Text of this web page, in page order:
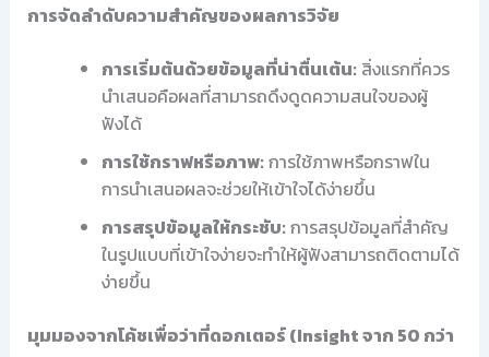
การจัดลำดับความสำคัญของผลการวิจัย
การเริ่มต้นด้วยข้อมูลที่น่าตื่นเต้น: สิ่งแรกที่ควร
นำเสนอคือผลที่สามารถดึงดูดความสนใจของผู้
ฟังได้
การใช้กราฟหรือภาพ: การใช้ภาพหรือกราฟใน
การนำเสนอผลจะช่วยให้เข้าใจได้ง่ายขึ้น
การสรุปข้อมูลให้กระชับ: การสรุปข้อมูลที่สำคัญ
ในรูปแบบที่เข้าใจง่ายจะทำให้ผู้ฟังสามารถติดตามได้
ง่ายขึ้น
มุมมองจากโค้ชเพื่อว่าที่ดอกเตอร์ (Insight จาก 50 กว่า